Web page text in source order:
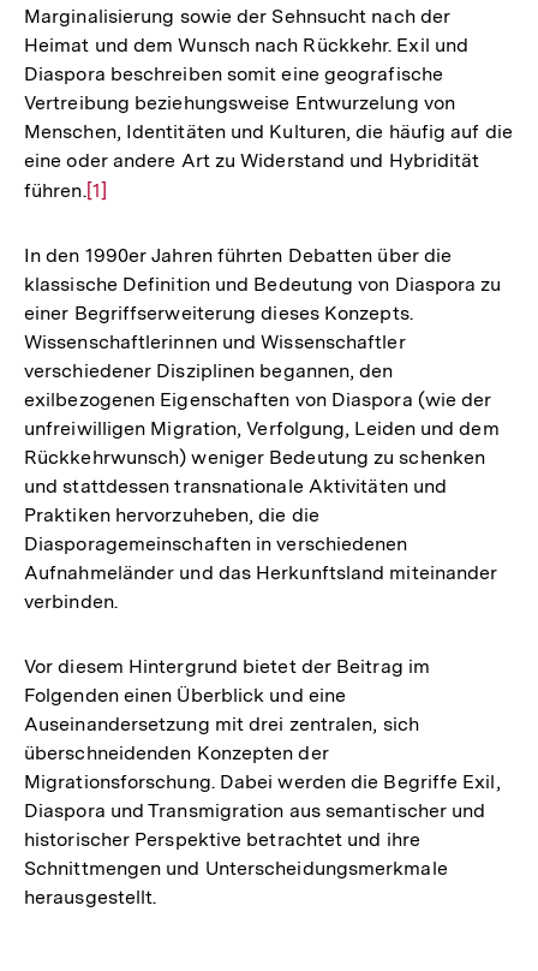
Marginalisierung sowie der Sehnsucht nach der
Heimat und dem Wunsch nach Rückkehr. Exil und
Diaspora beschreiben somit eine geografische
Vertreibung beziehungsweise Entwurzelung von
Menschen, Identitäten und Kulturen, die häufig auf die
eine oder andere Art zu Widerstand und Hybridität
führen.Zur
der
Fußnote
[1]
In den 1990er Jahren führten Debatten über die
klassische Definition und Bedeutung von Diaspora zu
einer Begriffserweiterung dieses Konzepts.
Wissenschaftlerinnen und Wissenschaftler
verschiedener Disziplinen begannen, den
exilbezogenen Eigenschaften von Diaspora (wie der
unfreiwilligen Migration, Verfolgung, Leiden und dem
Rückkehrwunsch) weniger Bedeutung zu schenken
und stattdessen transnationale Aktivitäten und
Praktiken hervorzuheben, die die
Diasporagemeinschaften in verschiedenen
Aufnahmeländer und das Herkunftsland miteinander
verbinden.
Vor diesem Hintergrund bietet der Beitrag im
Folgenden einen Überblick und eine
Auseinandersetzung mit drei zentralen, sich
überschneidenden Konzepten der
Migrationsforschung. Dabei werden die Begriffe Exil,
Diaspora und Transmigration aus semantischer und
historischer Perspektive betrachtet und ihre
Schnittmengen und Unterscheidungsmerkmale
herausgestellt.